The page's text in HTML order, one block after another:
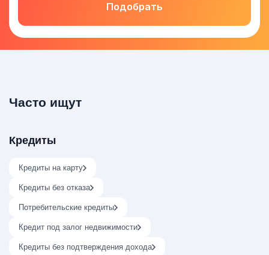
Подобрать
Часто ищут
Кредиты
Кредиты на карту
Кредиты без отказа
Потребительские кредиты
Кредит под залог недвижимости
Кредиты без подтверждения дохода